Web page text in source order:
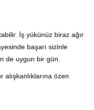
İş yükünüz biraz ağır
başarı sizinle
de uygun bir gün.
özen